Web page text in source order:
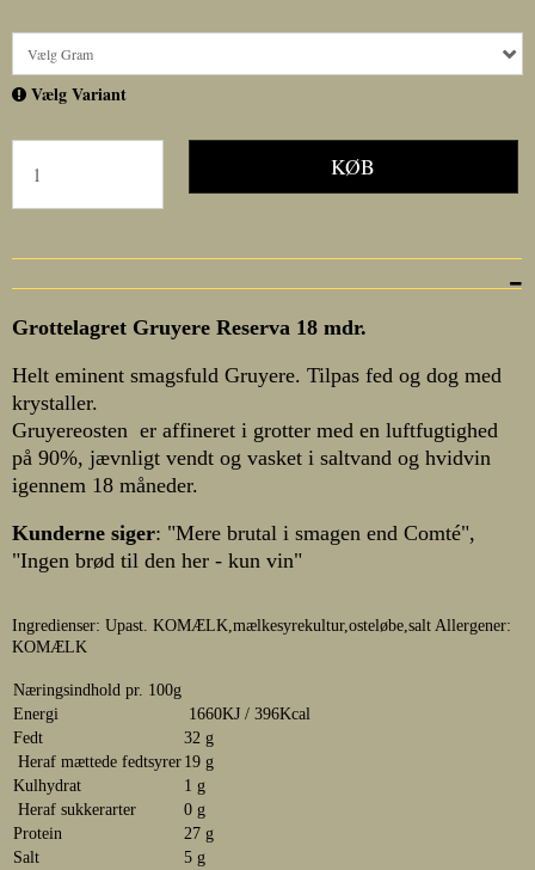
Vælg Gram
Vælg Variant
KØB
Grottelagret Gruyere Reserva 18 mdr.
Helt eminent smagsfuld Gruyere. Tilpas fed og dog med
krystaller.
Gruyereosten er affineret i grotter med en luftfugtighed
på 90%, jævnligt vendt og vasket i saltvand og hvidvin
igennem 18 måneder.
Kunderne siger: "Mere brutal i smagen end Comté",
"Ingen brød til den her - kun vin"
Ingredienser: Upast. KOMÆLK,mælkesyrekultur,osteløbe,salt Allergener:
KOMÆLK
Næringsindhold pr. 100g
Energi
1660KJ / 396Kcal
Fedt
32 g
Heraf mættede fedtsyrer 19 g
Kulhydrat
1 g
Heraf sukkerarter
0 g
Protein
27 g
Salt
5 g